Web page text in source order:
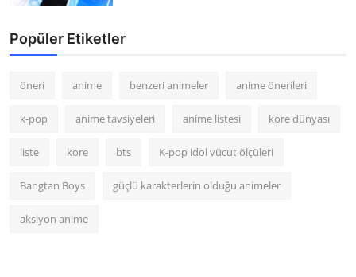
Popüler Etiketler
öneri anime benzeri animeler anime önerileri
k-pop anime tavsiyeleri anime listesi kore dünyası
liste kore bts K-pop idol vücut ölçüleri
Bangtan Boys güçlü karakterlerin olduğu animeler
aksiyon anime